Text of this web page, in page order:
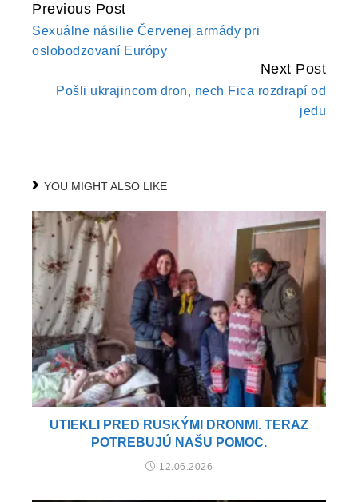
CONTINUE
READING
Previous Post
Sexuálne násilie Červenej armády pri
oslobodzovaní Európy
Next Post
Pošli ukrajincom dron, nech Fica rozdrapí od
jedu
YOU MIGHT ALSO LIKE
UTIEKLI PRED RUSKÝMI DRONMI. TERAZ
POTREBUJÚ NAŠU POMOC.
12.06.2026